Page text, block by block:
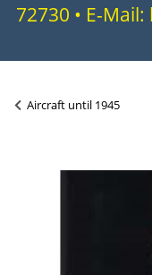
72730 • E-
Aircraft until 1945